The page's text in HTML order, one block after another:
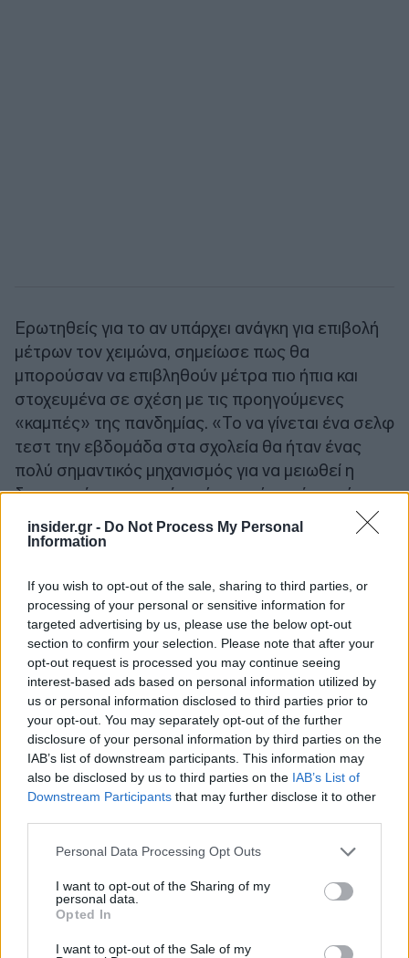
insider.gr - Do Not Process My Personal
Information
If you wish to opt-out of the sale, sharing to third parties, or
processing of your personal or sensitive information for
targeted advertising by us, please use the below opt-out
section to confirm your selection. Please note that after your
opt-out request is processed you may continue seeing
interest-based ads based on personal information utilized by
us or personal information disclosed to third parties prior to
your opt-out. You may separately opt-out of the further
disclosure of your personal information by third parties on the
IAB’s list of downstream participants. This information may
also be disclosed by us to third parties on the IAB’s List of
Downstream Participants that may further disclose it to other
Please note that this website/app uses one or more Google
not limited to your visit or usage behaviour. You may click to
grant or deny consent to Google and its third-party tags to
use your data for below specified purposes in below Google
consent section.
Personal Data Processing Opt Outs
I want to opt-out of the Sharing of my
personal data.
Opted In
I want to opt-out of the Sale of my
Ερωτηθείς για το αν υπάρχει ανάγκη για επιβολή
μέτρων τον χειμώνα, σημείωσε πως θα
μπορούσαν να επιβληθούν μέτρα πιο ήπια και
στοχευμένα σε σχέση με τις προηγούμενες
«καμπές» της πανδημίας. «Το να γίνεται ένα σελφ
τεστ την εβδομάδα στα σχολεία θα ήταν ένας
πολύ σημαντικός μηχανισμός για να μειωθεί η
διασπορά που περνάει μέσα από αυτά», ανέφερε
ενδεικτικά.
εμβολιαστική δόσης για την ενίσχυση της
ανοσίας: «Ο λόγος που καταγράφονται 35-40
νεκροί την εβδομάδα είναι ακριβώς η πτώση της
ανοσίας. "Πληρώνουμε" ήδη την επιλογή να μην
κάνουμε την 4η δόση τώρα γιατί θα έρθει η
επόμενη. Είναι το συνετό να γίνει τώρα με ένα
τόσο μολυσματικό στέλεχος να επικρατεί».
Ακολουθήστε τοinsider.gr στο Google Newsκαι μάθετε
πρώτοι όλες τιςειδήσεις από την Ελλάδα και τον κόσμο.